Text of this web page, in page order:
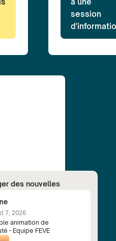
session
des nouvelles
7, 2026
animation de
- Equipe FEVE